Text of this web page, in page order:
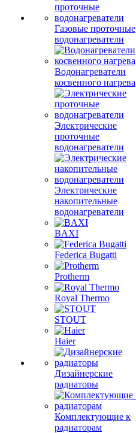
Газовые проточные
водонагреватели
Водонагреватели
косвенного нагрева
Электрические
проточные
водонагреватели
Электрические
накопительные
водонагреватели
BAXI
Federica Bugatti
Protherm
Royal Thermo
STOUT
Haier
Дизайнерские
радиаторы
Комплектующие к
радиаторам